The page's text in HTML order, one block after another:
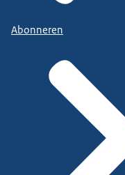
Abonneren